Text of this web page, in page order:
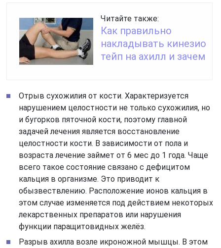
Читайте также:
Как правильно
накладывать кинезио
тейп на ахилл и зачем
Отрыв сухожилия от кости. Характеризуется
нарушением целостности не только сухожилия, но
и бугорков пяточной кости, поэтому главной
задачей лечения является восстановление
целостности кости. В зависимости от пола и
возраста лечение займет от 6 мес до 1 года. Чаще
всего такое состояние связано с дефицитом
кальция в организме. Это приводит к
обызвествлению. Расположение ионов кальция в
этом случае изменяется под действием некоторых
лекарственных препаратов или нарушения
функции паращитовидных желёз.
Разрыв ахилла возле икроножной мышцы. В этом